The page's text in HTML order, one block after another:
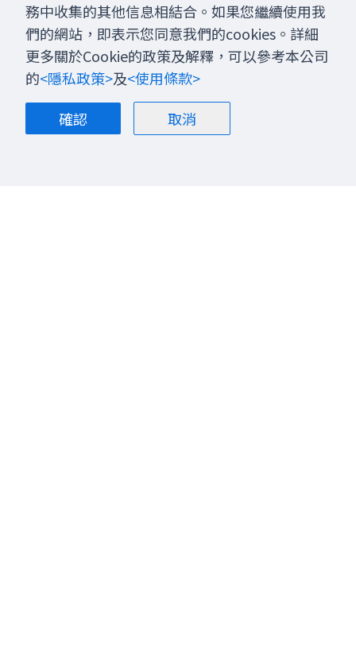
務中收集的其他信息相結合。如果您繼續使用我
們的網站，即表示您同意我們的cookies。詳細
更多關於Cookie的政策及解釋，可以參考本公司
的<隱私政策>及<使用條款>
確認
取消